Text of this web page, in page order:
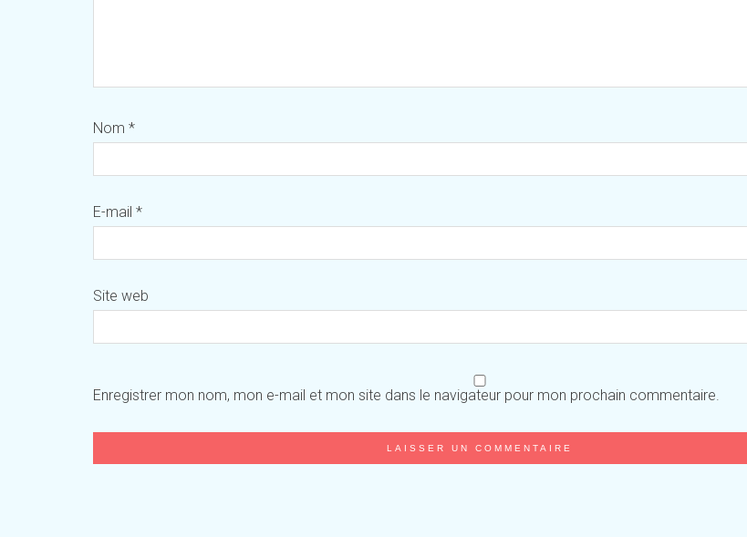
Nom *
E-mail *
Site web
Enregistrer mon nom, mon e-mail et mon site dans le navigateur pour mon prochain commentaire.